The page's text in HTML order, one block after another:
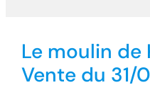
Le moulin de
Vente du 31/